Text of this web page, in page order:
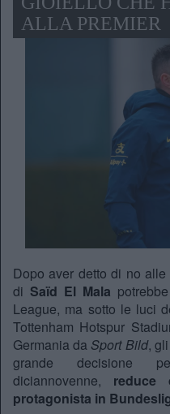
ALLA PREMIER
Dopo aver detto di no
di Saïd El Mala
League, ma sotto le luci
Tottenham Hotspur
Germania da Sport Bild, gli
grande decisione
diciannovenne, reduce
protagonista in